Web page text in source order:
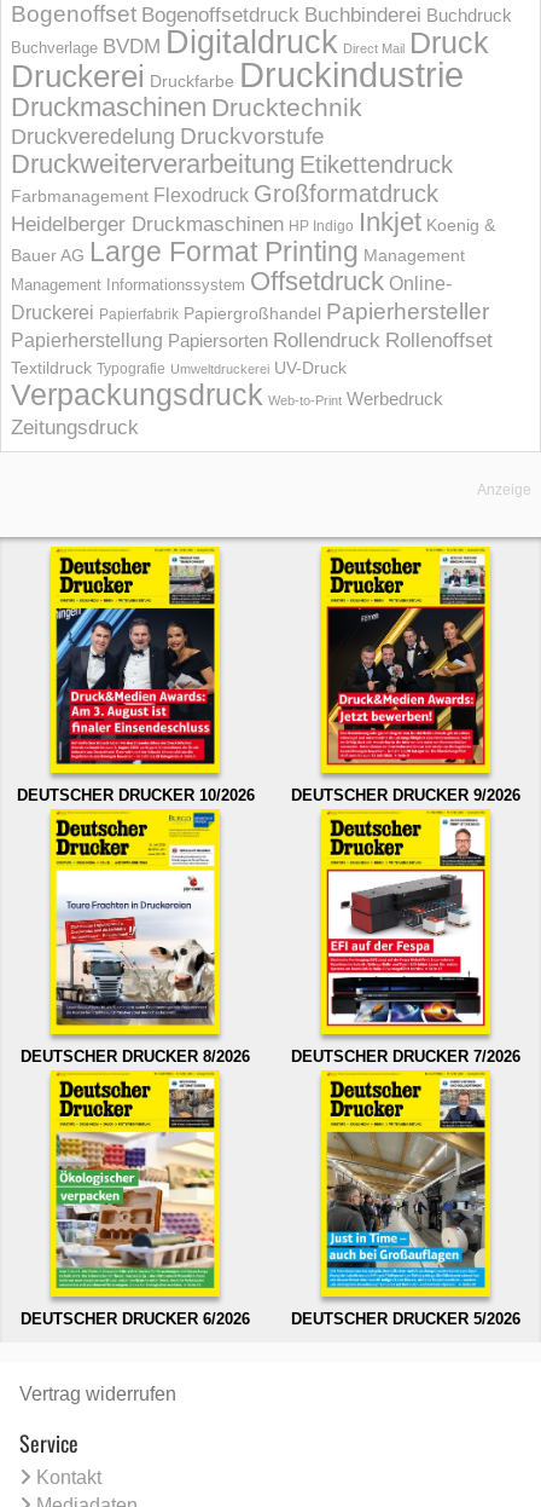
Bogenoffset Bogenoffsetdruck Buchbinderei Buchdruck
Buchverlage BVDM Digitaldruck Direct Mail Druck
Druckerei Druckfarbe Druckindustrie
Druckmaschinen Drucktechnik
Druckveredelung Druckvorstufe
Druckweiterverarbeitung Etikettendruck
Farbmanagement Flexodruck Großformatdruck
Heidelberger Druckmaschinen HP Indigo Inkjet Koenig &
Bauer AG Large Format Printing Management
Management Informations­system Offsetdruck Online-
Druckerei Papierfabrik Papiergroßhandel Papierhersteller
Papierherstellung Papiersorten Rollendruck Rollenoffset
Textildruck Typografie Umweltdruckerei UV-Druck
Verpackungsdruck Web-to-Print Werbedruck
Zeitungsdruck
Anzeige
DEUTSCHER DRUCKER 10/2026 DEUTSCHER DRUCKER 9/2026
DEUTSCHER DRUCKER 8/2026 DEUTSCHER DRUCKER 7/2026
DEUTSCHER DRUCKER 6/2026 DEUTSCHER DRUCKER 5/2026
Vertrag widerrufen
Service
Kontakt